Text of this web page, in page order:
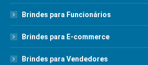
Brindes para Funcionários
Brindes para E-commerce
Brindes para Vendedores